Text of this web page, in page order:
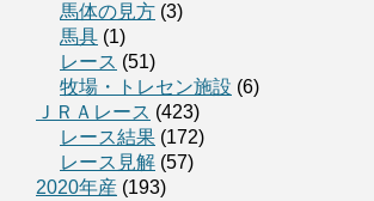
馬体の見方 (3)
馬具 (1)
レース (51)
牧場・トレセン施設 (6)
ＪＲＡレース (423)
レース結果 (172)
レース見解 (57)
2020年産 (193)